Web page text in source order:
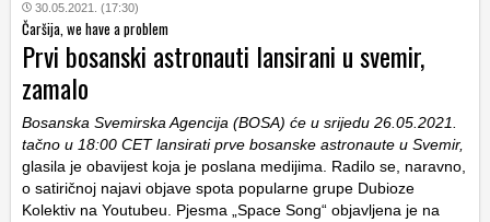
30.05.2021. (17:30)
Čaršija, we have a problem
Prvi bosanski astronauti lansirani u svemir,
zamalo
Bosanska Svemirska Agencija (BOSA) će u srijedu 26.05.2021.
tačno u 18:00 CET lansirati prve bosanske astronaute u Svemir,
glasila je obavijest koja je poslana medijima. Radilo se, naravno,
o satiričnoj najavi objave spota popularne grupe Dubioze
Kolektiv na Youtubeu. Pjesma „Space Song“ objavljena je na